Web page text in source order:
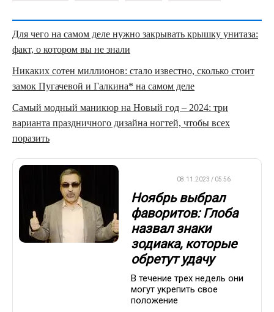
Для чего на самом деле нужно закрывать крышку унитаза:
факт, о котором вы не знали
Никаких сотен миллионов: стало известно, сколько стоит
замок Пугачевой и Галкина* на самом деле
Самый модный маникюр на Новый год – 2024: три
варианта праздничного дизайна ногтей, чтобы всех
поразить
08.11.2023 / 05:56
Ноябрь выбрал
фаворитов: Глоба
назвал знаки
зодиака, которые
обретут удачу
В течение трех недель они
могут укрепить свое
положение